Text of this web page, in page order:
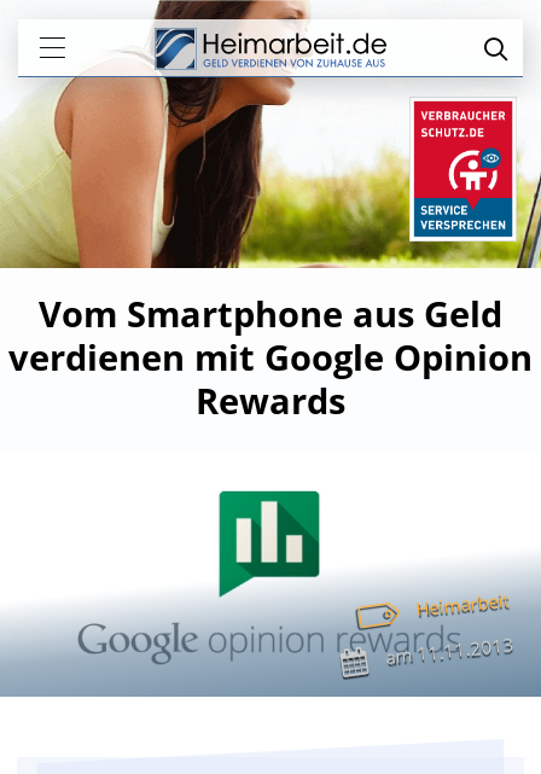
Vom Smartphone aus Geld
verdienen mit Google Opinion
Rewards
Heimarbeit
am11.11.2013